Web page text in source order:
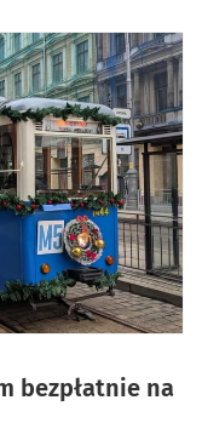
bezpłatnie na